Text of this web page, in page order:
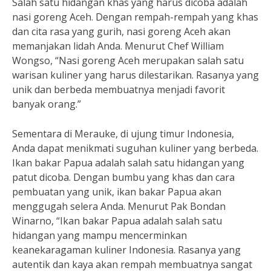
nasi goreng Aceh. Dengan rempah-rempah yang khas
dan cita rasa yang gurih, nasi goreng Aceh akan
memanjakan lidah Anda. Menurut Chef William
Wongso, “Nasi goreng Aceh merupakan salah satu
warisan kuliner yang harus dilestarikan. Rasanya yang
unik dan berbeda membuatnya menjadi favorit
banyak orang.”
Sementara di Merauke, di ujung timur Indonesia,
Anda dapat menikmati suguhan kuliner yang berbeda.
Ikan bakar Papua adalah salah satu hidangan yang
patut dicoba. Dengan bumbu yang khas dan cara
pembuatan yang unik, ikan bakar Papua akan
menggugah selera Anda. Menurut Pak Bondan
Winarno, “Ikan bakar Papua adalah salah satu
hidangan yang mampu mencerminkan
keanekaragaman kuliner Indonesia. Rasanya yang
autentik dan kaya akan rempah membuatnya sangat